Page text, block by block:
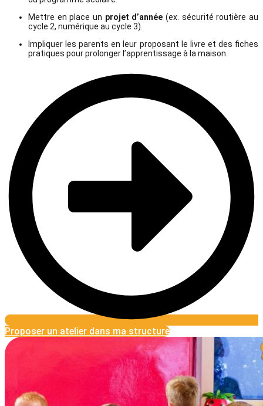
Mettre en place un projet d’année (ex. sécurité routière au
cycle 2, numérique au cycle 3).
Impliquer les parents en leur proposant le livre et des fiches
pratiques pour prolonger l’apprentissage à la maison.
Proposer un atelier dans ma structure